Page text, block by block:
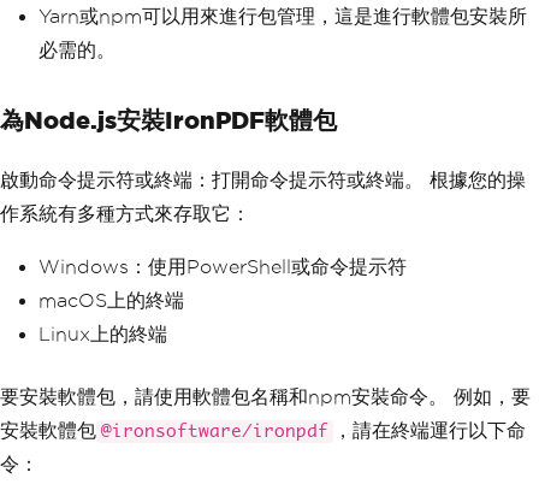
Yarn或npm可以用來進行包管理，這是進行軟體包安裝所
必需的。
為Node.js安裝IronPDF軟體包
啟動命令提示符或終端：打開命令提示符或終端。 根據您的操
作系統有多種方式來存取它：
Windows：使用PowerShell或命令提示符
macOS上的終端
Linux上的終端
要安裝軟體包，請使用軟體包名稱和npm安裝命令。 例如，要
安裝軟體包 @ironsoftware/ironpdf
，請在終端運行以下命
令：